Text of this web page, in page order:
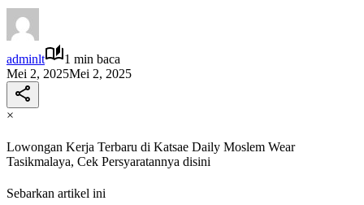
adminlt
1 min baca
Mei 2, 2025Mei 2, 2025
×
Lowongan Kerja Terbaru di Katsae Daily Moslem Wear
Tasikmalaya, Cek Persyaratannya disini
Sebarkan artikel ini